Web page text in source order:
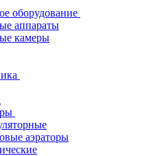
оборудование
аппараты
камеры
аэраторы